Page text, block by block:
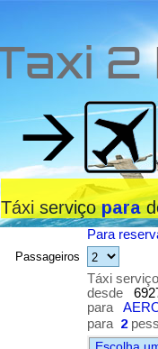
Taxi
Táxi serviçopara
Para
Passageiros
Táxi
desde
para
para 2